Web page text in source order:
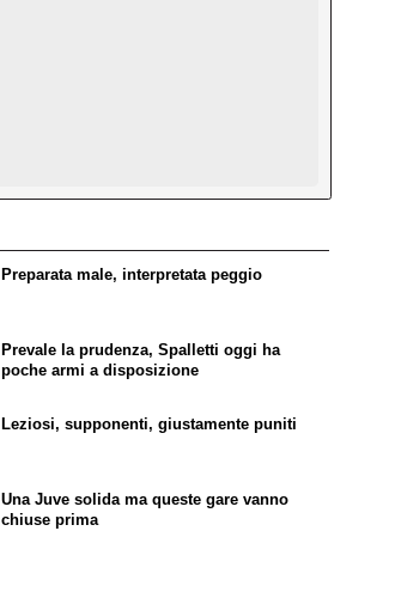
Preparata male, interpretata peggio
Prevale la prudenza, Spalletti oggi ha
poche armi a disposizione
Leziosi, supponenti, giustamente puniti
Una Juve solida ma queste gare vanno
chiuse prima